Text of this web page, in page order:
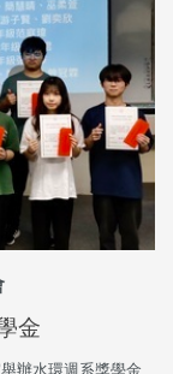
金
辦水環週系獎學金